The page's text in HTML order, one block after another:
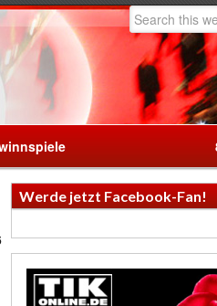
Werde jetzt Facebook-Fan!